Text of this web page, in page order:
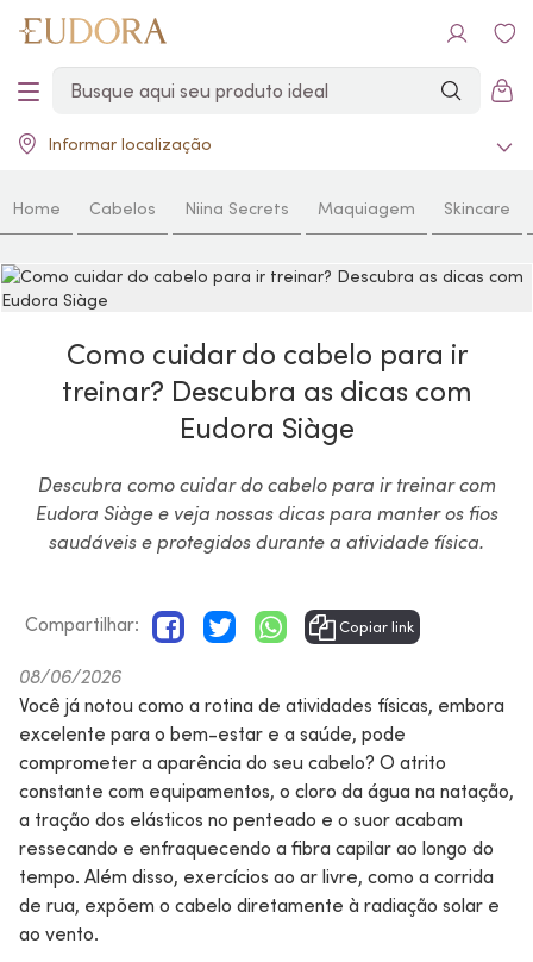
Informar localização
Home Cabelos Niina Secrets Maquiagem Skincare
Como cuidar do cabelo para ir
treinar? Descubra as dicas com
Eudora Siàge
Descubra como cuidar do cabelo para ir treinar com
Eudora Siàge e veja nossas dicas para manter os fios
saudáveis e protegidos durante a atividade física.
Compartilhar: Copiar link
08/06/2026
Você já notou como a rotina de atividades físicas, embora
excelente para o bem-estar e a saúde, pode
comprometer a aparência do seu cabelo? O atrito
constante com equipamentos, o cloro da água na natação,
a tração dos elásticos no penteado e o suor acabam
ressecando e enfraquecendo a fibra capilar ao longo do
tempo. Além disso, exercícios ao ar livre, como a corrida
de rua, expõem o cabelo diretamente à radiação solar e
ao vento.